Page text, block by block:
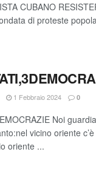
CUBANO
di proteste
1 Febbraio 2024 0
Noi
vicino oriente
oriente ...